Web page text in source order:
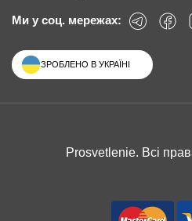
Ми у соц. мережах:
ЗРОБЛЕНО В УКРАЇНІ
Prosvetlenie. Всі